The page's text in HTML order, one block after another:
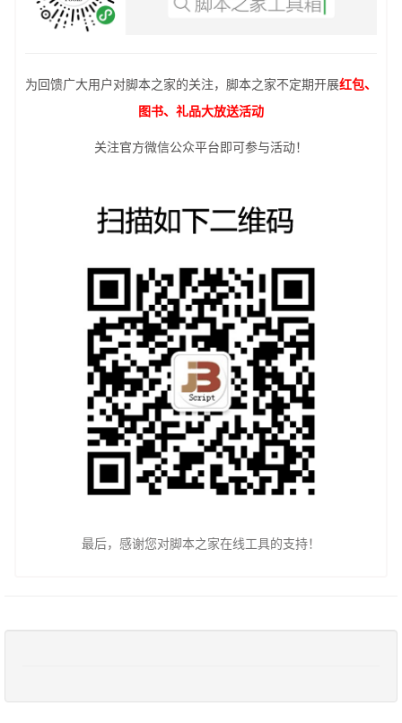
为回馈广大用户对脚本之家的关注，脚本之家不定期开展红包、
图书、礼品大放送活动
关注官方微信公众平台即可参与活动！
最后，感谢您对脚本之家在线工具的支持！